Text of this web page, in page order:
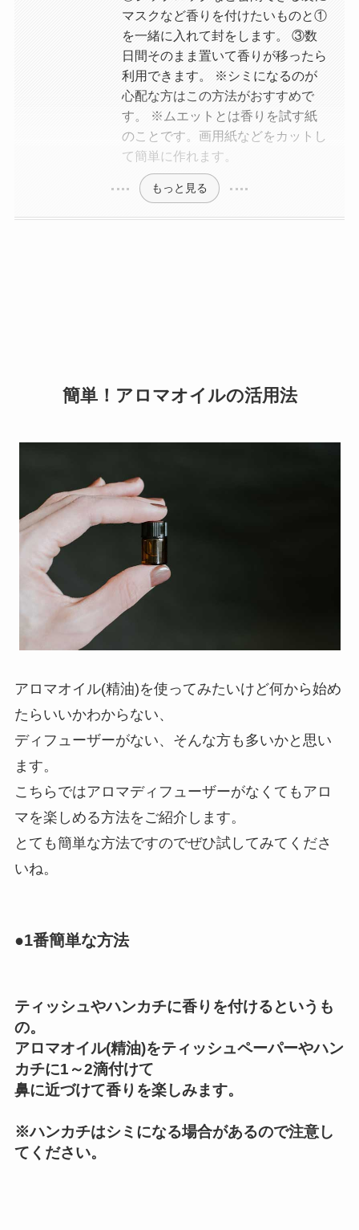
マスクなど香りを付けたいものと①
を一緒に入れて封をします。 ③数
日間そのまま置いて香りが移ったら
利用できます。 ※シミになるのが
心配な方はこの方法がおすすめで
す。 ※ムエットとは香りを試す紙
のことです。画用紙などをカットし
て簡単に作れます。
もっと見る
簡単！アロマオイルの活用法
アロマオイル(精油)を使ってみたいけど何から始め
たらいいかわからない、
ディフューザーがない、そんな方も多いかと思い
ます。
こちらではアロマディフューザーがなくてもアロ
マを楽しめる方法をご紹介します。
とても簡単な方法ですのでぜひ試してみてくださ
いね。
●1番簡単な方法
ティッシュやハンカチに香りを付けるというも
の。
アロマオイル(精油)をティッシュペーパーやハン
カチに1～2滴付けて
鼻に近づけて香りを楽しみます。
※ハンカチはシミになる場合があるので注意し
てください。